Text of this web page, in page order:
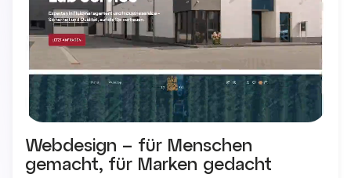
Webdesign – für Menschen
gemacht, für Marken gedacht